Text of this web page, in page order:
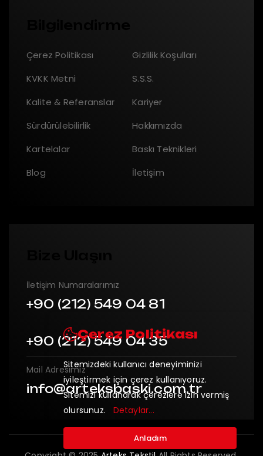
Çerez Politikası
Sitemizdeki kullanıcı deneyiminizi
iyileştirmek için çerez kullanıyoruz.
Sitemizi kullanarak çerezlere izin vermiş
olursunuz. Detaylar...
Anladım
Çerez Politikası
Gizlilik Koşulları
KVKK Metni
S.S.S.
Kalite & Referanslar
Kariyer
Sürdürülebilirlik
Hakkımızda
Kartelalar
Baskı Teknikleri
Blog
İletişim
İletişim Numaralarımız
+90 (212) 549 04 81
+90 (212) 549 04 35
Mail Adresimiz
info@arteksbaski.com.tr